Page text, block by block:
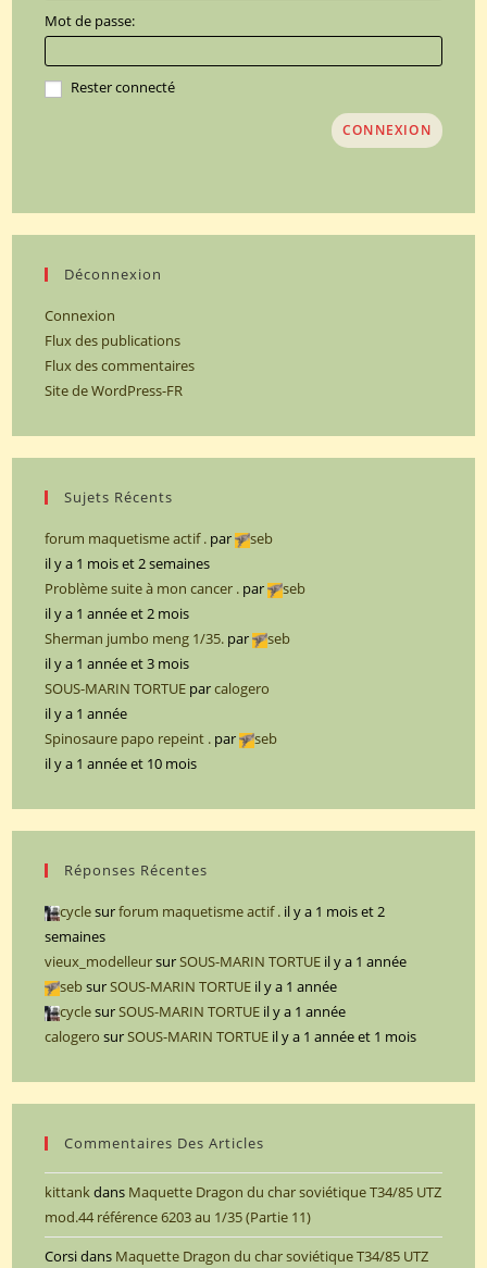
Mot de passe:
Rester connecté
CONNEXION
Déconnexion
Connexion
Flux des publications
Flux des commentaires
Site de WordPress-FR
Sujets Récents
forum maquetisme actif . par
seb
il y a 1 mois et 2 semaines
Problème suite à mon cancer . par
seb
il y a 1 année et 2 mois
Sherman jumbo meng 1/35. par
seb
il y a 1 année et 3 mois
SOUS-MARIN TORTUE parcalogero
il y a 1 année
Spinosaure papo repeint . par
seb
il y a 1 année et 10 mois
Réponses Récentes
cyclesurforum maquetisme actif . il y a 1 mois et 2
semaines
vieux_modelleursurSOUS-MARIN TORTUE il y a 1 année
sebsurSOUS-MARIN TORTUE il y a 1 année
cyclesurSOUS-MARIN TORTUE il y a 1 année
calogero surSOUS-MARIN TORTUE il y a 1 année et 1 mois
Commentaires Des Articles
kittankdans Maquette Dragon du char soviétique T34/85 UTZ
mod.44 référence 6203 au 1/35 (Partie 11)
Corsidans Maquette Dragon du char soviétique T34/85 UTZ